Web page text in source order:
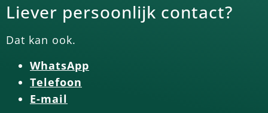
Liever persoonlijk contact?
Dat kan ook.
WhatsApp
Telefoon
E-mail